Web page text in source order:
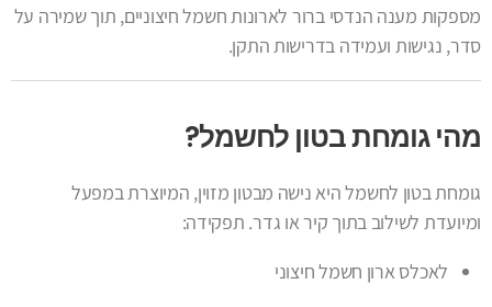
מספקות מענה הנדסי ברור לארונות חשמל חיצוניים, תוך שמירה על
סדר, נגישות ועמידה בדרישות התקן.
מהי גומחת בטון לחשמל?
גומחת בטון לחשמל היא נישה מבטון מזוין, המיוצרת במפעל
ומיועדת לשילוב בתוך קיר או גדר. תפקידה:
לאכלס ארון חשמל חיצוני